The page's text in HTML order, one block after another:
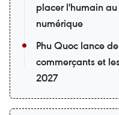
placer l'humain
numérique
Phu Quoc lance
commerçants et
2027